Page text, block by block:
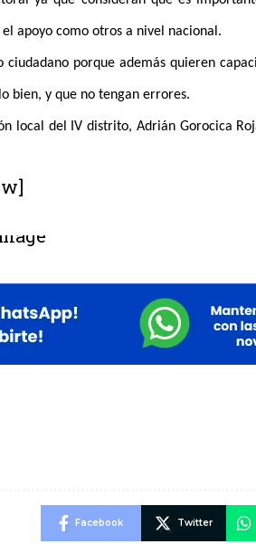
apoyo como otros a nivel nacional.
ciudadano porque además quieren
bien, y que no tengan errores.
local del IV distrito, Adrián Gorocica
Facebook Twitter